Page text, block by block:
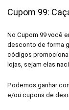
Cupom 99:
No Cupom 99 você
desconto de forma
códigos
lojas, sejam elas
Podemos ganhar
e/ou cupons de